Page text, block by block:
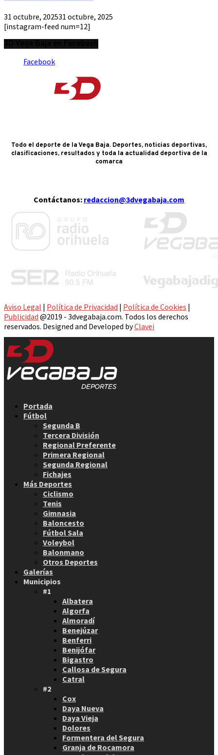
31 octubre, 202531 octubre, 2025
[instagram-feed num=12]
Facebook
Todo el deporte de la Vega Baja. Deportes, noticias deportivas,
clasificaciones, resultados y toda la actualidad deportiva de la
comarca
Contáctanos: redaccion@3dvegabaja.com
Aviso Legal | Política de Privacidad | Política de Cookies |
Publicidad @2019 - 3dvegabaja.com. Todos los derechos
reservados. Designed and Developed byClavei
Portada
Fútbol
Segunda B
Tercera División
Regional Preferente
Primera Regional
Segunda Regional
Fichajes
Más Deportes
Ciclismo
Tenis
Gimnasia
Baloncesto
Fútbol Sala
Voleybol
Balonmano
Otros Deportes
Galerías
Municipios
#1
Albatera
Algorfa
Almoradí
Benejúzar
Benferri
Benijófar
Bigastro
Callosa de Segura
Catral
#2
Cox
Daya Nueva
Daya Vieja
Dolores
Formentera del Segura
Granja de Rocamora